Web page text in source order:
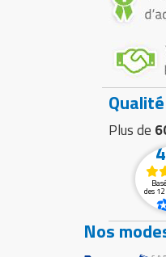
Plus de
des
Nos